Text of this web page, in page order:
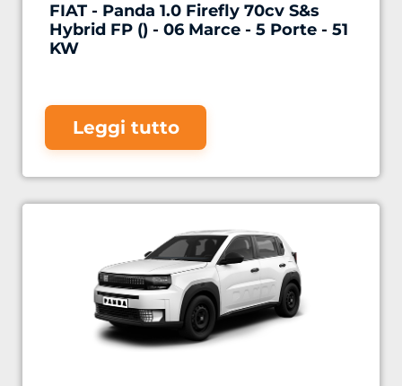
FIAT - Panda 1.0 Firefly 70cv S&s
Hybrid FP () - 06 Marce - 5 Porte - 51
KW
Leggi tutto